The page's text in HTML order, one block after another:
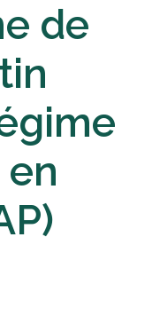
de